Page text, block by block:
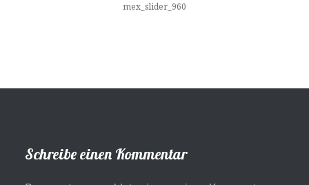
mex_slider_960
Schreibe einen Kommentar